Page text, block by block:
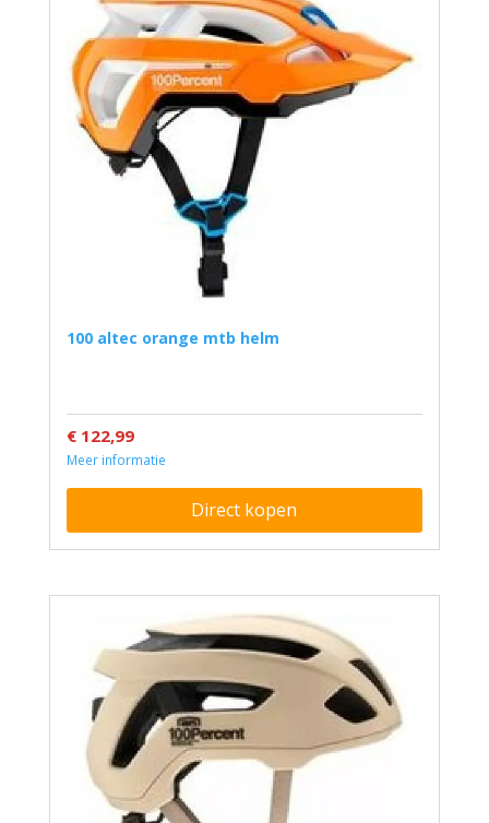
100 altec orange mtb helm
€ 122,99
Meer informatie
Direct kopen